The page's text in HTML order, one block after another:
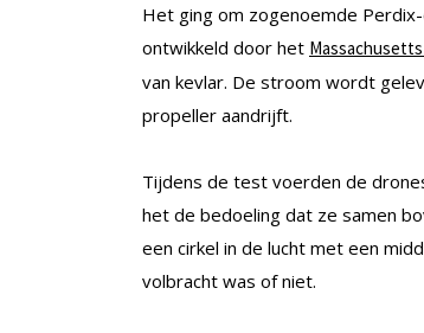
Het ging om zogenoemde
ontwikkeld door het
van kevlar. De stroom wordt
propeller aandrijft.
Tijdens de test voerden de
het de bedoeling dat ze samen
een cirkel in de lucht met een
volbracht was of niet.